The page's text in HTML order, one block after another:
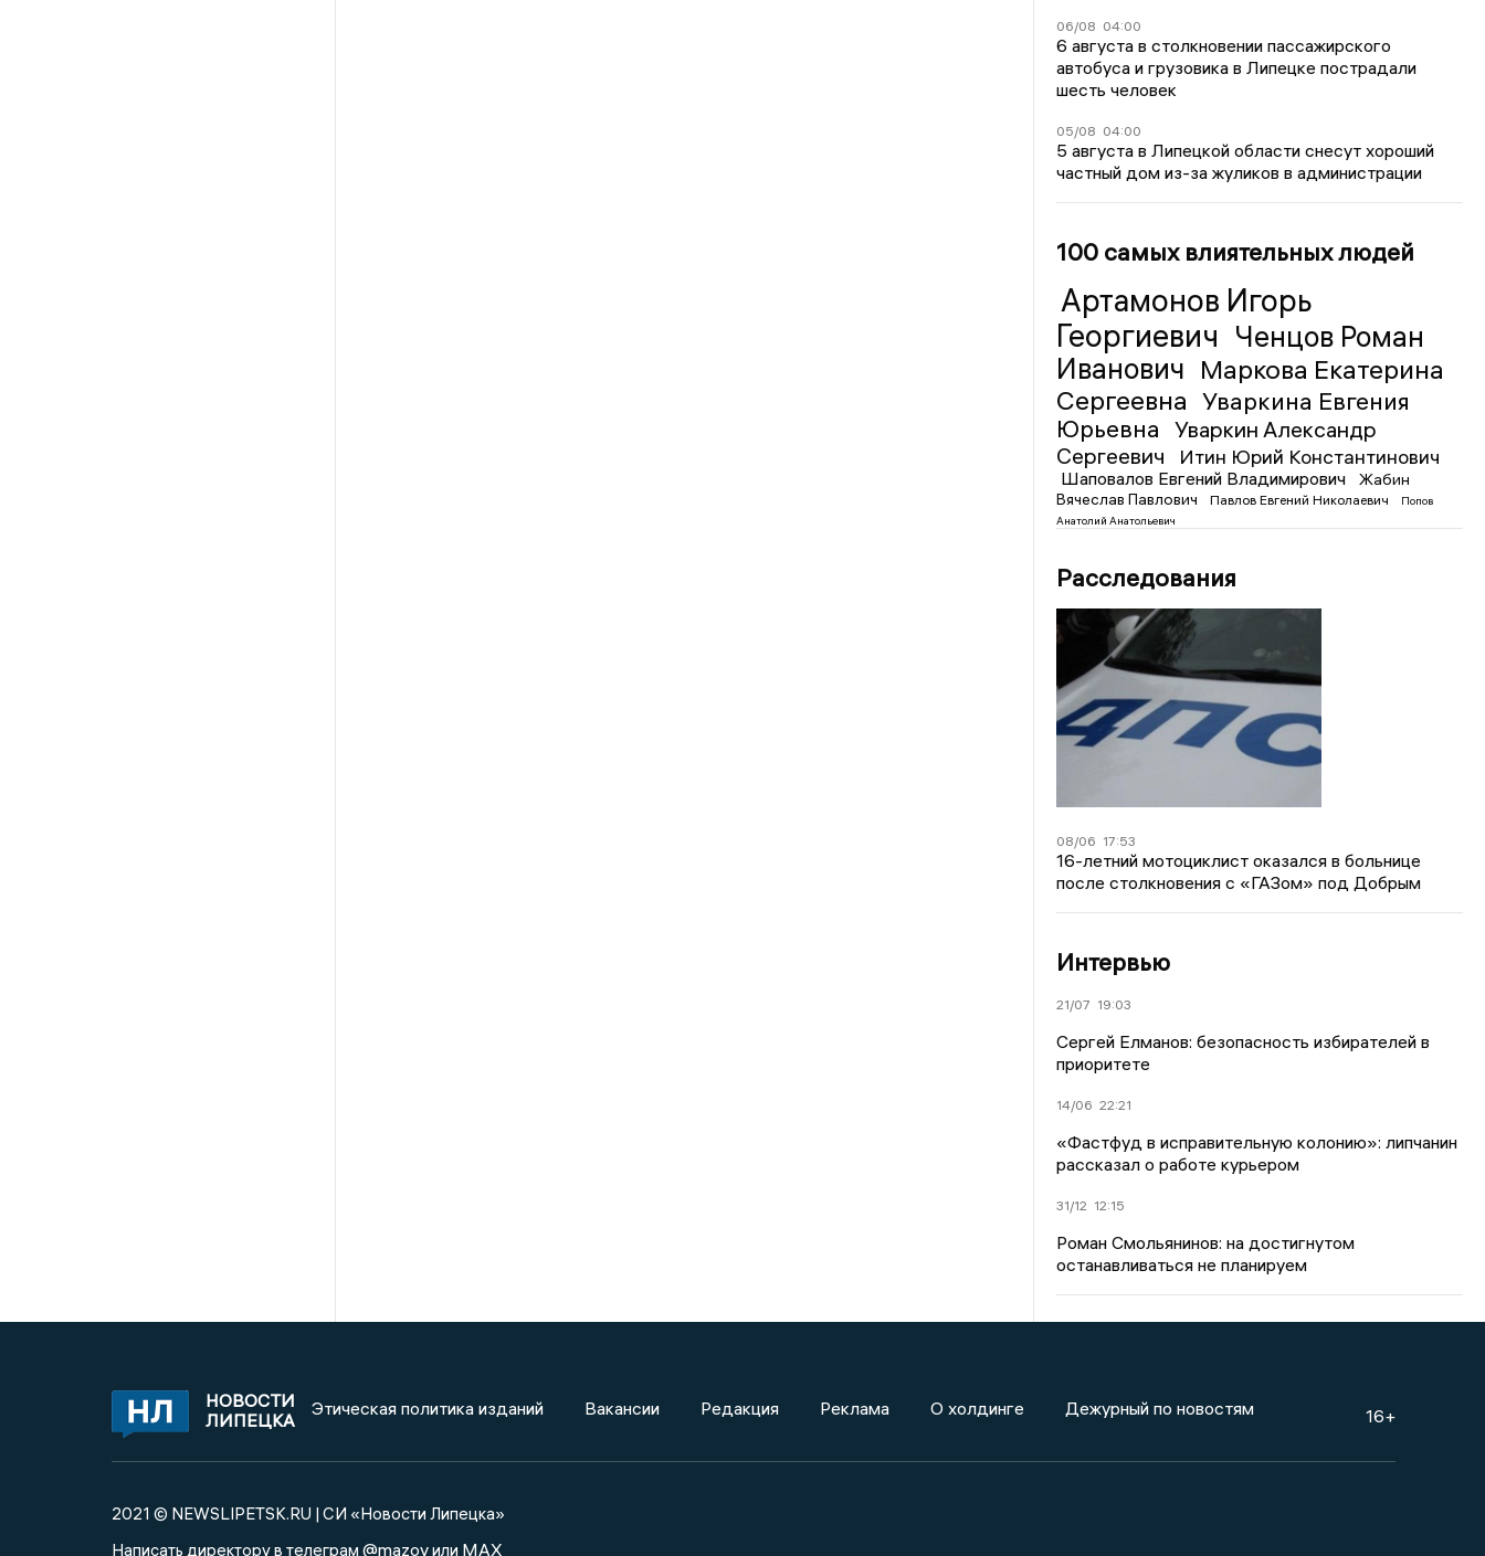
06/08 04:00
6 августа в столкновении пассажирского
автобуса и грузовика в Липецке пострадали
шесть человек
05/08 04:00
5 августа в Липецкой области снесут хороший
частный дом из-за жуликов в администрации
100 самых влиятельных людей
Артамонов Игорь
Георгиевич Ченцов Роман
Иванович Маркова Екатерина
Сергеевна Уваркина Евгения
Юрьевна
Уваркин Александр
Сергеевич
Итин Юрий Константинович
Шаповалов Евгений Владимирович
Жабин
Вячеслав Павлович
Павлов Евгений Николаевич
Попов
Анатолий Анатольевич
Расследования
08/06 17:53
16-летний мотоциклист оказался в больнице
после столкновения с «ГАЗом» под Добрым
Интервью
21/07 19:03
Сергей Елманов: безопасность избирателей в
приоритете
14/06 22:21
«Фастфуд в исправительную колонию»: липчанин
рассказал о работе курьером
31/12 12:15
Роман Смольянинов: на достигнутом
останавливаться не планируем
НОВОСТИ
ЛИПЕЦКА
Этическая политика изданий Вакансии Редакция Реклама О холдинге Дежурный по новостям 16+
2021 © NEWSLIPETSK.RU | СИ «Новости Липецка»
Написать директору в телеграм @mazovили MAX